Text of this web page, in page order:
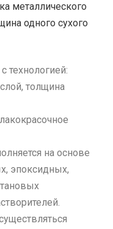
металлического
одного сухого
технологией:
толщина
на основе
эпоксидных,